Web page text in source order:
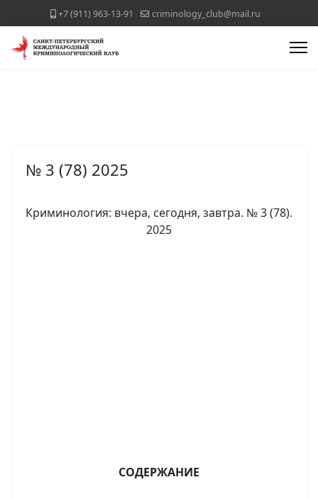
+7 (911) 963-13-91 criminology_club@mail.ru
№ 3 (78) 2025
Криминология: вчера, сегодня, завтра. № 3 (78).
2025
СОДЕРЖАНИЕ